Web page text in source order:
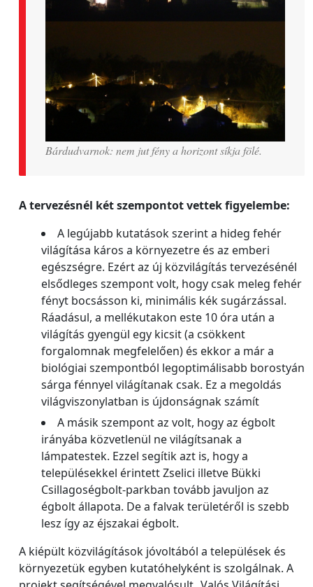
Bárdudvarnok: nem jut fény a horizont síkja fölé.
A tervezésnél két szempontot vettek figyelembe:
A legújabb kutatások szerint a hideg fehér
világítása káros a környezetre és az emberi
egészségre. Ezért az új közvilágítás tervezésénél
elsődleges szempont volt, hogy csak meleg fehér
fényt bocsásson ki, minimális kék sugárzással.
Ráadásul, a mellékutakon este 10 óra után a
világítás gyengül egy kicsit (a csökkent
forgalomnak megfelelően) és ekkor a már a
biológiai szempontból legoptimálisabb borostyán
sárga fénnyel világítanak csak. Ez a megoldás
világviszonylatban is újdonságnak számít
A másik szempont az volt, hogy az égbolt
irányába közvetlenül ne világítsanak a
lámpatestek. Ezzel segítik azt is, hogy a
településekkel érintett Zselici illetve Bükki
Csillagoségbolt-parkban tovább javuljon az
égbolt állapota. De a falvak területéről is szebb
lesz így az éjszakai égbolt.
A kiépült közvilágítások jóvoltából a települések és
környezetük egyben kutatóhelyként is szolgálnak. A